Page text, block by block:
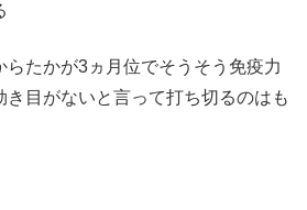
らたかが3ヵ月位でそうそう免疫力
き目がないと言って打ち切るのはも